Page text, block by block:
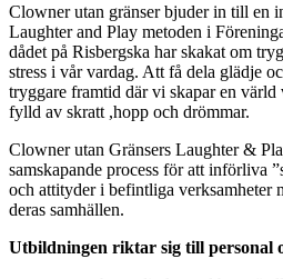
Clowner utan gränser bjuder in till en
Laughter and Play metoden i
dådet på Risbergska har skakat om
stress i vår vardag. Att få dela glädje
tryggare framtid där vi skapar en
fylld av skratt ,hopp och drömmar.
Clowner utan Gränsers Laughter &
samskapande process för att införliva
och attityder i befintliga verksamheter
deras samhällen.
Utbildningen riktar sig till personal